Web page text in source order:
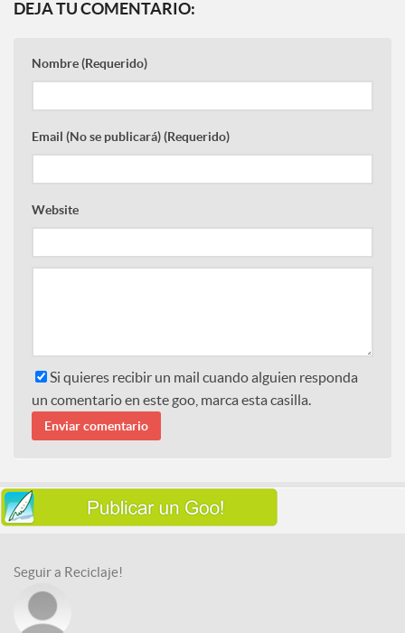
DEJA TU COMENTARIO:
Nombre(Requerido)
Email (No se publicará) (Requerido)
Website
Si quieres recibir un mail cuando alguien responda
un comentario en este goo, marca esta casilla.
Seguir a Reciclaje!